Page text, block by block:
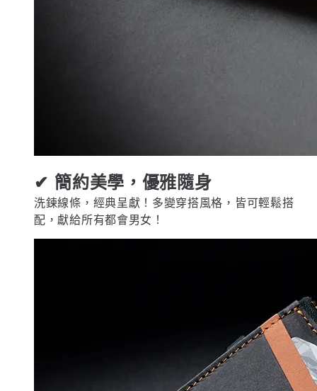
✔ 簡約美學，優雅隨身
洗鍊線條，經典呈獻！多變穿搭風格，皆可輕鬆搭
配，獻給所有都會男女！